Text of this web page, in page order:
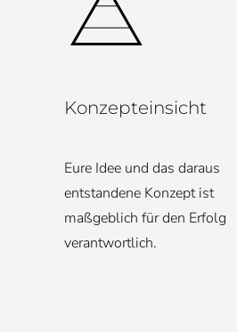
Konzepteinsicht
Eure Idee und das daraus
entstandene Konzept ist
maßgeblich für den Erfolg
verantwortlich.